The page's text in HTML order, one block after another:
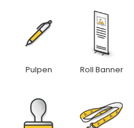
Pulpen Roll Banner